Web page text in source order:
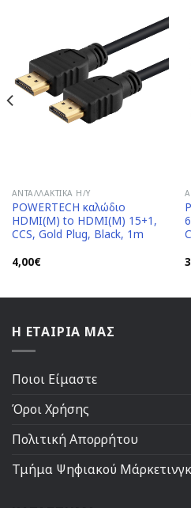
Add to
Wishlist
ΑΝΤΑΛΛΑΚΤΙΚΆ H/Y
POWERTECH καλώδιο
HDMI(M) to HDMI(M) 15+1,
CCS, Gold Plug, Black, 1m
4,00€
Η ΕΤΑΙΡΙΑ ΜΑΣ
Ποιοι Είμαστε
Όροι Χρήσης
Πολιτική Απορρήτου
Τμήμα Ψηφιακού Μάρκετινγκ